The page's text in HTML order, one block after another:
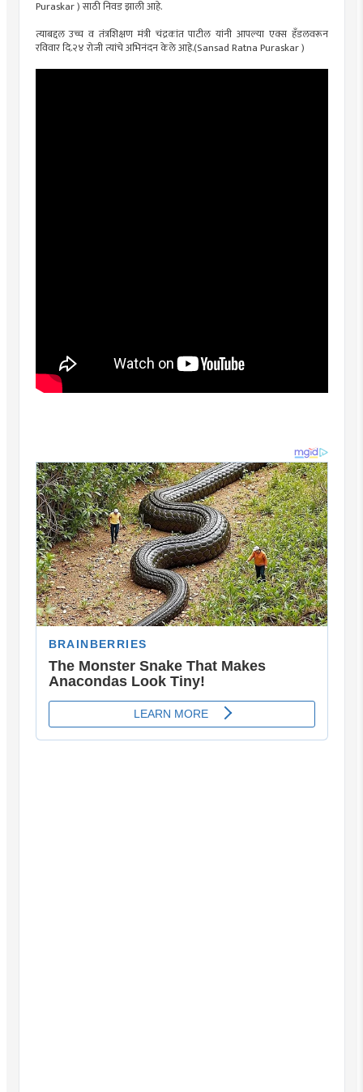
Puraskar ) साठी निवड झाली आहे.
त्याबद्दल उच्च व तंत्रशिक्षण मंत्री चंद्रकांत पाटील यांनी आपल्या एक्स हँडलवरून
रविवार दि.२४ रोजी त्यांचे अभिनंदन केले आहे.(Sansad Ratna Puraskar )